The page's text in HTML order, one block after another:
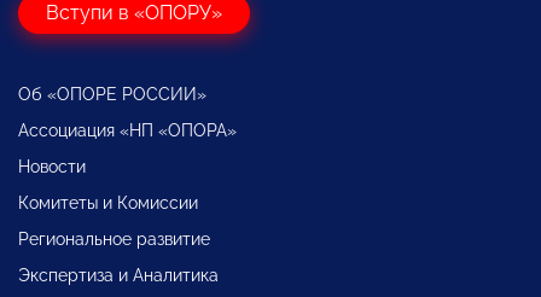
Вступи в «ОПОРУ»
Об «ОПОРЕ РОССИИ»
Ассоциация «НП «ОПОРА»
Новости
Комитеты и Комиссии
Региональное развитие
Экспертиза и Аналитика